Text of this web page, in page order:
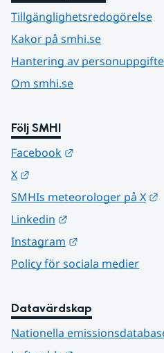
Tillgänglighetsredogörelse
Kakor på smhi.se
Hantering av
Om smhi.se
Följ SMHI
Facebook
X
SMHIs meteorologer på X
Linkedin
Instagram
Policy för sociala medier
Datavärdskap
Nationella